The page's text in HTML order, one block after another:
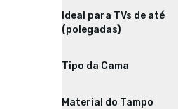
Ideal para TVs de até
(polegadas)
Tipo da Cama
Material do Tampo